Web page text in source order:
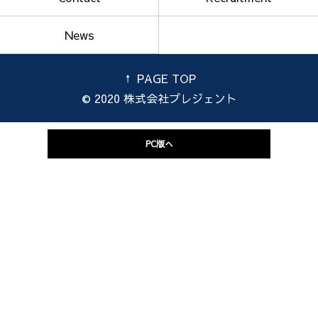
News
PAGE TOP
© 2020 株式会社プレジェント
PC版へ